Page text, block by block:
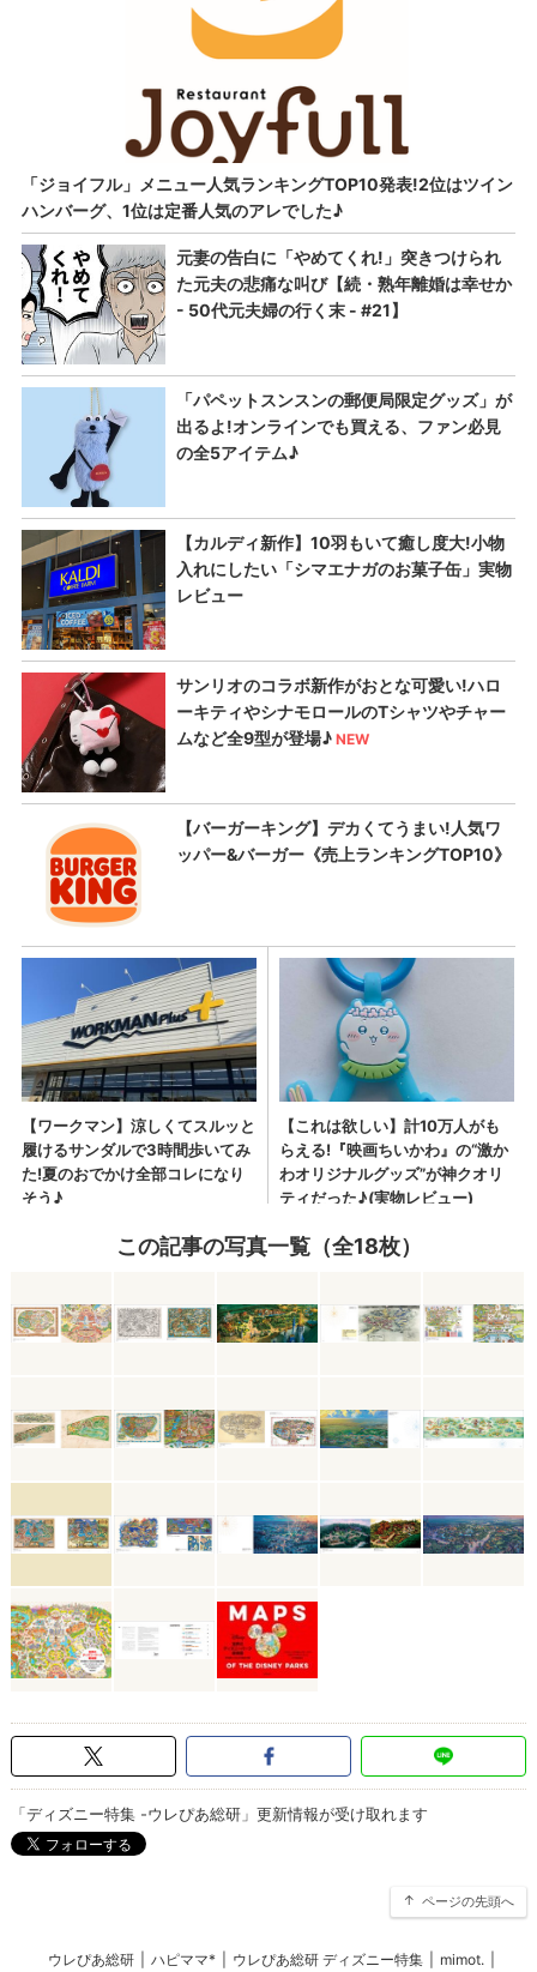
この記事の写真一覧（全18枚）
「ディズニー特集 -ウレぴあ総研」更新情報が受け取れます
ページの先頭へ
ウレぴあ総研 ハピママ* ウレぴあ総研 ディズニー特集 mimot.